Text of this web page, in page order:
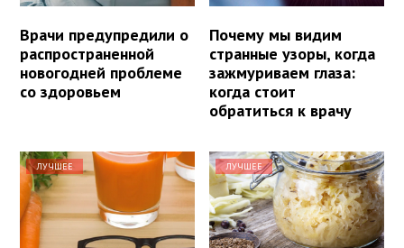
Врачи предупредили о
распространенной
новогодней проблеме
со здоровьем
Почему мы видим
странные узоры, когда
зажмуриваем глаза:
когда стоит
обратиться к врачу
ЛУЧШЕЕ ЛУЧШЕЕ